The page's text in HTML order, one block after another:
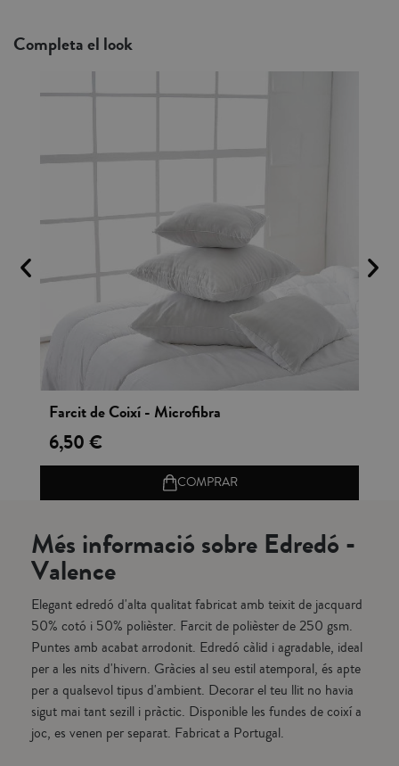
Completa el look
Vista rápida
Farcit de Coixí - Microfibra
6,50 €
COMPRAR
Més informació sobre Edredó -
Valence
Elegant edredó d'alta qualitat fabricat amb teixit de jacquard
50% cotó i 50% polièster. Farcit de polièster de 250 gsm.
Puntes amb acabat arrodonit. Edredó càlid i agradable, ideal
per a les nits d'hivern. Gràcies al seu estil atemporal, és apte
per a qualsevol tipus d'ambient. Decorar el teu llit no havia
sigut mai tant sezill i pràctic. Disponible les fundes de coixí a
joc, es venen per separat. Fabricat a Portugal.